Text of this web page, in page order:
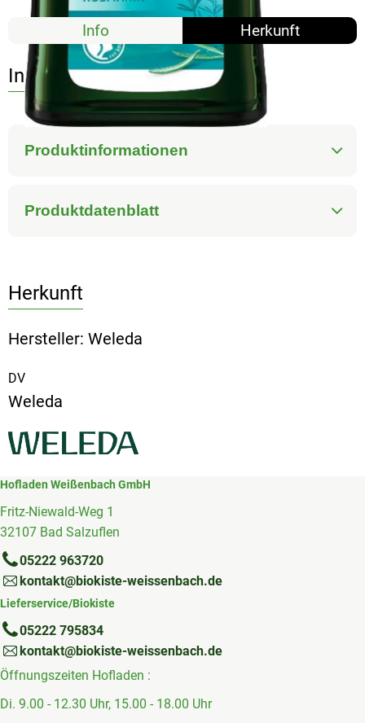
Info Herkunft
Info
Produktinformationen
Produktdatenblatt
Herkunft
Hersteller: Weleda
DV
Weleda
Hofladen Weißenbach GmbH
Fritz-Niewald-Weg 1
32107 Bad Salzuflen
05222 963720
kontakt@biokiste-weissenbach.de
Lieferservice/Biokiste
05222 795834
kontakt@biokiste-weissenbach.de
Öffnungszeiten Hofladen :
Di. 9.00 - 12.30 Uhr, 15.00 - 18.00 Uhr